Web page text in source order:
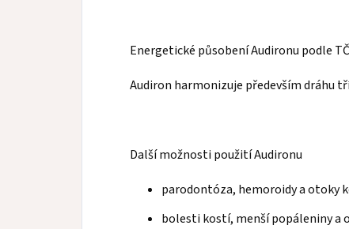
Energetické působení Audironu podle
Audiron harmonizuje především dráhu
Další možnosti použití Audironu
parodontóza, hemoroidy a otoky
bolesti kostí, menší popáleniny a